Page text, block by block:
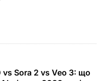
vs Sora 2 vs Veo 3: що